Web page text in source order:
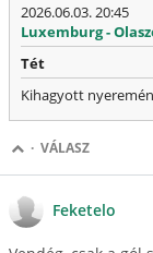
2026.06.03. 20:45
Luxemburg -
Tét
Kihagyott
· VÁLASZ
Feketelo